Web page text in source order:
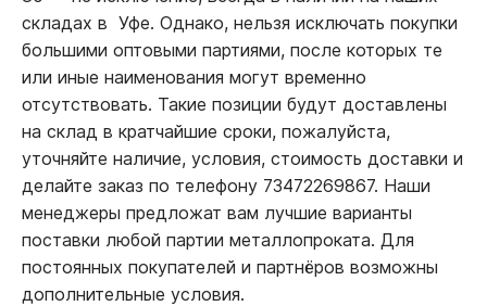
складах в Уфе. Однако, нельзя исключать покупки
большими оптовыми партиями, после которых те
или иные наименования могут временно
отсутствовать. Такие позиции будут доставлены
на склад в кратчайшие сроки, пожалуйста,
уточняйте наличие, условия, стоимость доставки и
делайте заказ по телефону 73472269867. Наши
менеджеры предложат вам лучшие варианты
поставки любой партии металлопроката. Для
постоянных покупателей и партнёров возможны
дополнительные условия.